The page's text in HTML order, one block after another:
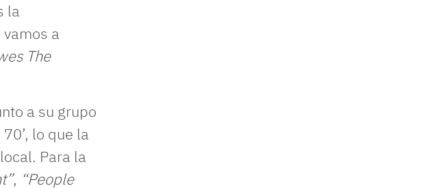
la
a
The
a su grupo
lo que la
Para la
, “People